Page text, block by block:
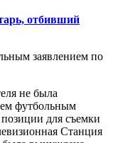
отбивший
заявлением по
не была
футбольным
для съемки
Станция